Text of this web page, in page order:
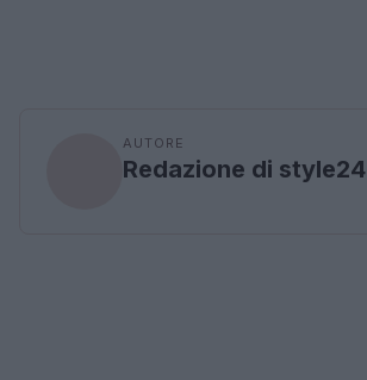
AUTORE
Redazione di style24